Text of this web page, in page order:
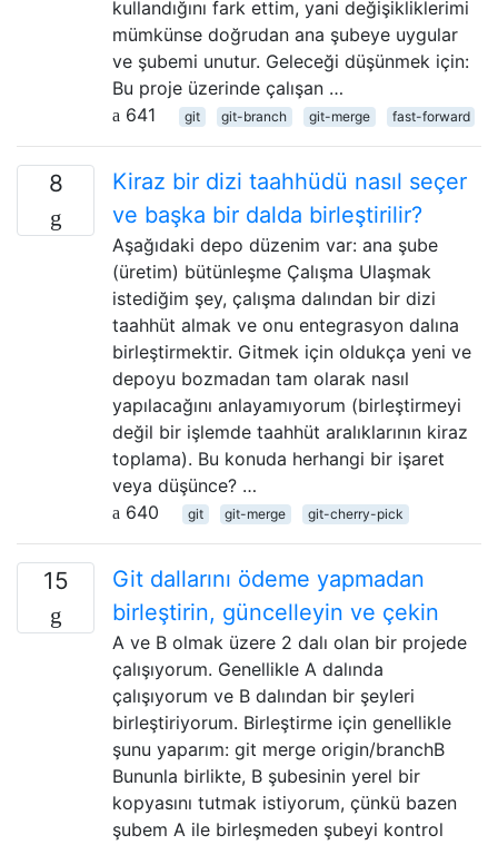
kullandığını fark ettim, yani değişikliklerimi
mümkünse doğrudan ana şubeye uygular
ve şubemi unutur. Geleceği düşünmek için:
Bu proje üzerinde çalışan …
641
git git-branch git-merge fast-forward
8
Kiraz bir dizi taahhüdü nasıl seçer
ve başka bir dalda birleştirilir?
Aşağıdaki depo düzenim var: ana şube
(üretim) bütünleşme Çalışma Ulaşmak
istediğim şey, çalışma dalından bir dizi
taahhüt almak ve onu entegrasyon dalına
birleştirmektir. Gitmek için oldukça yeni ve
depoyu bozmadan tam olarak nasıl
yapılacağını anlayamıyorum (birleştirmeyi
değil bir işlemde taahhüt aralıklarının kiraz
toplama). Bu konuda herhangi bir işaret
veya düşünce? …
640
git git-merge git-cherry-pick
15
Git dallarını ödeme yapmadan
birleştirin, güncelleyin ve çekin
A ve B olmak üzere 2 dalı olan bir projede
çalışıyorum. Genellikle A dalında
çalışıyorum ve B dalından bir şeyleri
birleştiriyorum. Birleştirme için genellikle
şunu yaparım: git merge origin/branchB
Bununla birlikte, B şubesinin yerel bir
kopyasını tutmak istiyorum, çünkü bazen
şubem A ile birleşmeden şubeyi kontrol